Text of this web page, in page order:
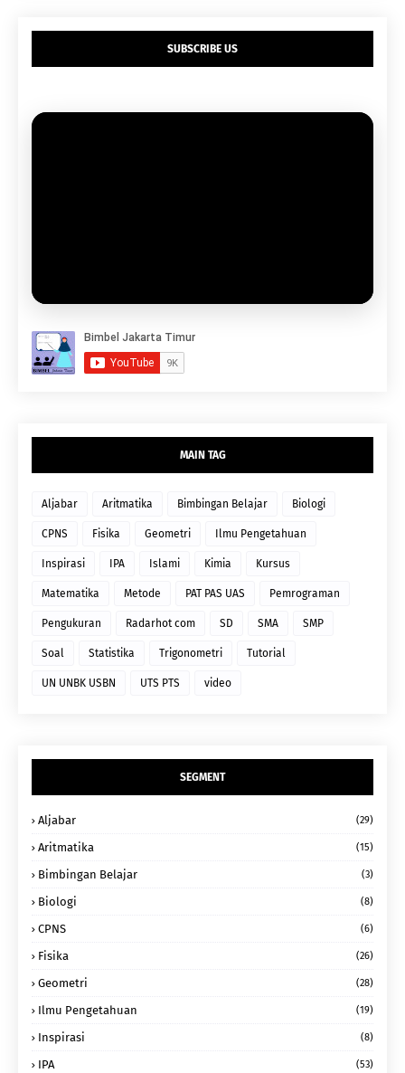
SUBSCRIBE US
MAIN TAG
Aljabar Aritmatika Bimbingan Belajar Biologi
CPNS Fisika Geometri Ilmu Pengetahuan
Inspirasi IPA Islami Kimia Kursus
Matematika Metode PAT PAS UAS Pemrograman
Pengukuran Radarhot com SD SMA SMP
Soal Statistika Trigonometri Tutorial
UN UNBK USBN UTS PTS video
SEGMENT
Aljabar (29)
Aritmatika (15)
Bimbingan Belajar (3)
Biologi (8)
CPNS (6)
Fisika (26)
Geometri (28)
Ilmu Pengetahuan (19)
Inspirasi (8)
IPA (53)